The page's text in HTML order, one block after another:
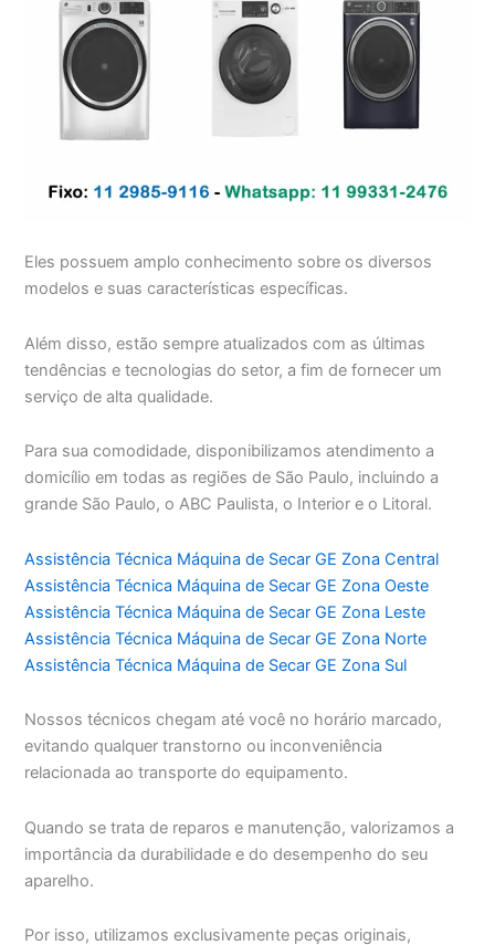
Eles possuem amplo conhecimento sobre os diversos
modelos e suas características específicas.
Além disso, estão sempre atualizados com as últimas
tendências e tecnologias do setor, a fim de fornecer um
serviço de alta qualidade.
Para sua comodidade, disponibilizamos atendimento a
domicílio em todas as regiões de São Paulo, incluindo a
grande São Paulo, o ABC Paulista, o Interior e o Litoral.
Assistência Técnica Máquina de Secar GE Zona Central
Assistência Técnica Máquina de Secar GE Zona Oeste
Assistência Técnica Máquina de Secar GE Zona Leste
Assistência Técnica Máquina de Secar GE Zona Norte
Assistência Técnica Máquina de Secar GE Zona Sul
Nossos técnicos chegam até você no horário marcado,
evitando qualquer transtorno ou inconveniência
relacionada ao transporte do equipamento.
Quando se trata de reparos e manutenção, valorizamos a
importância da durabilidade e do desempenho do seu
aparelho.
Por isso, utilizamos exclusivamente peças originais,